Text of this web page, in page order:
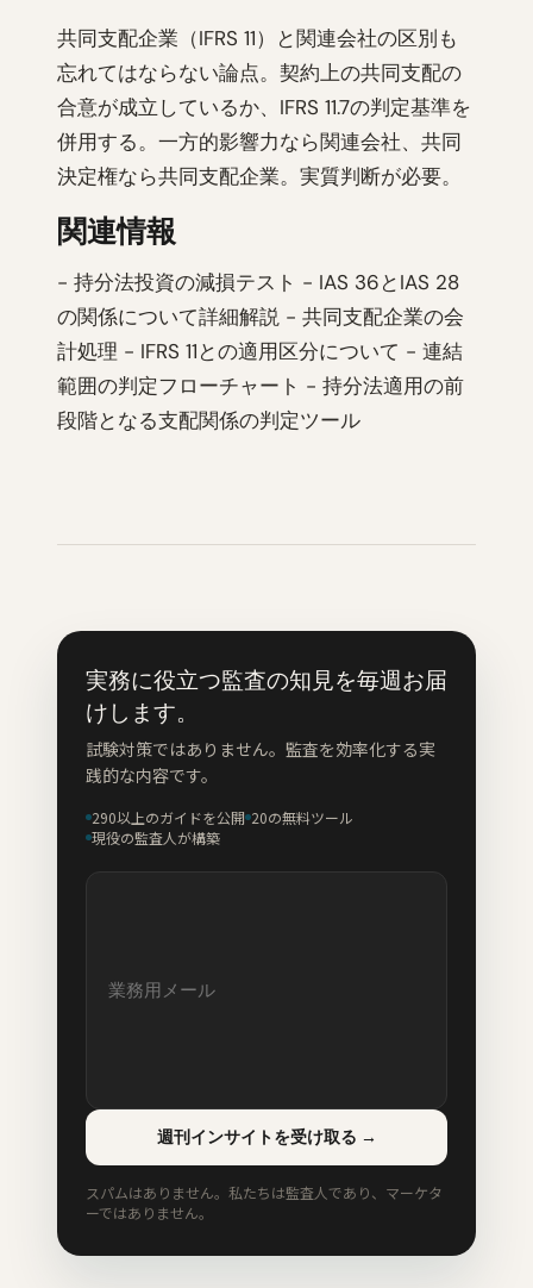
共同支配企業（IFRS 11）と関連会社の区別も
忘れてはならない論点。契約上の共同支配の
合意が成立しているか、IFRS 11.7の判定基準を
併用する。一方的影響力なら関連会社、共同
決定権なら共同支配企業。実質判断が必要。
関連情報
- 持分法投資の減損テスト - IAS 36とIAS 28
の関係について詳細解説 - 共同支配企業の会
計処理 - IFRS 11との適用区分について - 連結
範囲の判定フローチャート - 持分法適用の前
段階となる支配関係の判定ツール
実務に役立つ監査の知見を毎週お届
けします。
試験対策ではありません。監査を効率化する実
践的な内容です。
290以上のガイドを公開 20の無料ツール
現役の監査人が構築
週刊インサイトを受け取る →
スパムはありません。私たちは監査人であり、マーケタ
ーではありません。